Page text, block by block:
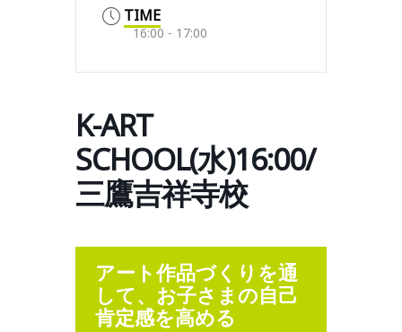
TIME
16:00 - 17:00
K-ART
SCHOOL(水)16:00/
三鷹吉祥寺校
アート作品づくりを通
して、お子さまの自己
肯定感を高める